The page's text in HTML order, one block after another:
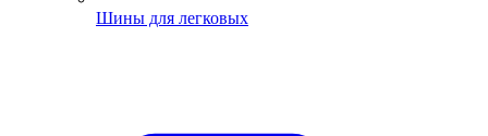
Шины для легковых